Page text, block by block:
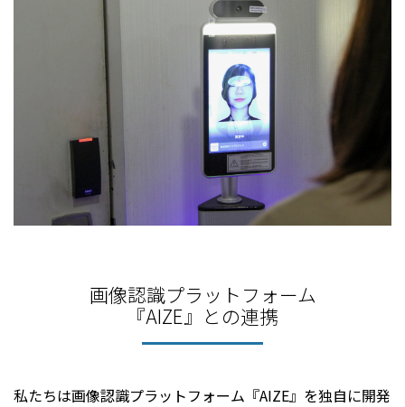
画像認識プラットフォーム
『AIZE』との連携
私たちは画像認識プラットフォーム『AIZE』を独自に開発